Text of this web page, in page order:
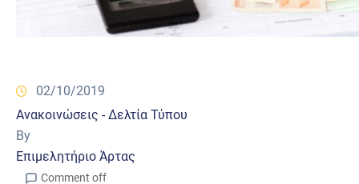
02/10/2019
Ανακοινώσεις - Δελτία Τύπου
By
Επιμελητήριο Άρτας
Comment off